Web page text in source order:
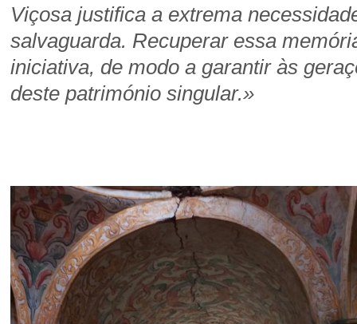
Viçosa justifica a extrema
salvaguarda. Recuperar essa
iniciativa, de modo a garantir às
deste património singular.»